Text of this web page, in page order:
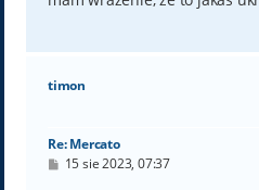
timon
Re: Mercato
P15 sie 2023, 07:37